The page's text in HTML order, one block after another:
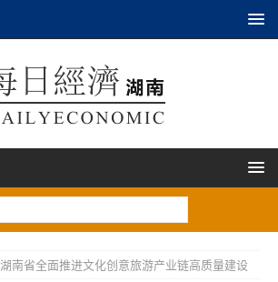
湖南省全面推进文化创意旅游产业链高质量建设